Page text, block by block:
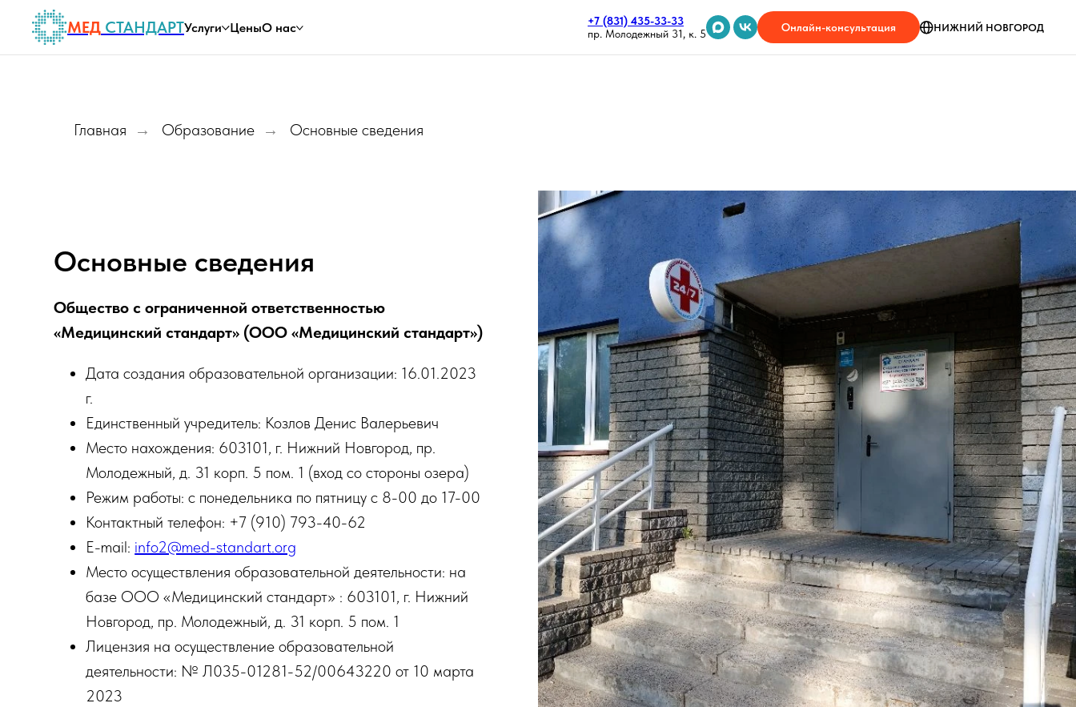
МЕД СТАНДАРТУслуги ЦеныО нас
+7 (831) 435-33-33
пр. Молодежный 31, к. 5
Онлайн-консультация НИЖНИЙ НОВГОРОД
Главная → Образование → Основные сведения
Основные сведения
Общество с ограниченной ответственностью
«Медицинский стандарт» (ООО «Медицинский стандарт»)
Дата создания образовательной организации: 16.01.2023
г.
Единственный учредитель: Козлов Денис Валерьевич
Место нахождения: 603101, г. Нижний Новгород, пр.
Молодежный, д. 31 корп. 5 пом. 1 (вход со стороны озера)
Режим работы: с понедельника по пятницу с 8-00 до 17-00
Контактный телефон: +7 (910) 793-40-62
E-mail: info2@med-standart.org
Место осуществления образовательной деятельности: на
базе ООО «Медицинский стандарт» : 603101, г. Нижний
Новгород, пр. Молодежный, д. 31 корп. 5 пом. 1
Лицензия на осуществление образовательной
деятельности: № Л035-01281-52/00643220 от 10 марта
2023